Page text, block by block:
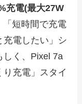
充電(最大27W
短時間で充電
充電したい」シ
しく、Pixel 7a
充電」スタイ